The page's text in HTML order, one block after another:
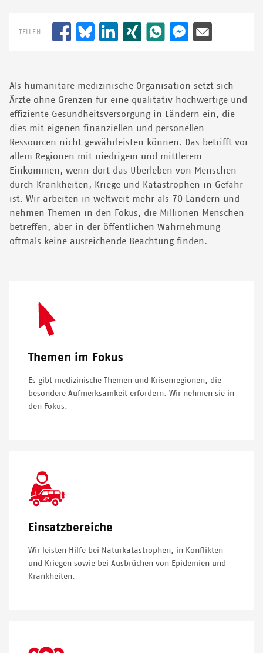
© GUILLAUME BINET/MYOP
TEILEN
Als humanitäre medizinische Organisation setzt sich
Ärzte ohne Grenzen für eine qualitativ hochwertige und
effiziente Gesundheitsversorgung in Ländern ein, die
dies mit eigenen finanziellen und personellen
Ressourcen nicht gewährleisten können. Das betrifft vor
allem Regionen mit niedrigem und mittlerem
Einkommen, wenn dort das Überleben von Menschen
durch Krankheiten, Kriege und Katastrophen in Gefahr
ist. Wir arbeiten in weltweit mehr als 70 Ländern und
nehmen Themen in den Fokus, die Millionen Menschen
betreffen, aber in der öffentlichen Wahrnehmung
oftmals keine ausreichende Beachtung finden.
SVG
Icon
Themen im Fokus
Es gibt medizinische Themen und Krisenregionen, die
besondere Aufmerksamkeit erfordern. Wir nehmen sie in
den Fokus.
SVG
Icon
Einsatzbereiche
Wir leisten Hilfe bei Naturkatastrophen, in Konflikten
und Kriegen sowie bei Ausbrüchen von Epidemien und
Krankheiten.
SVG